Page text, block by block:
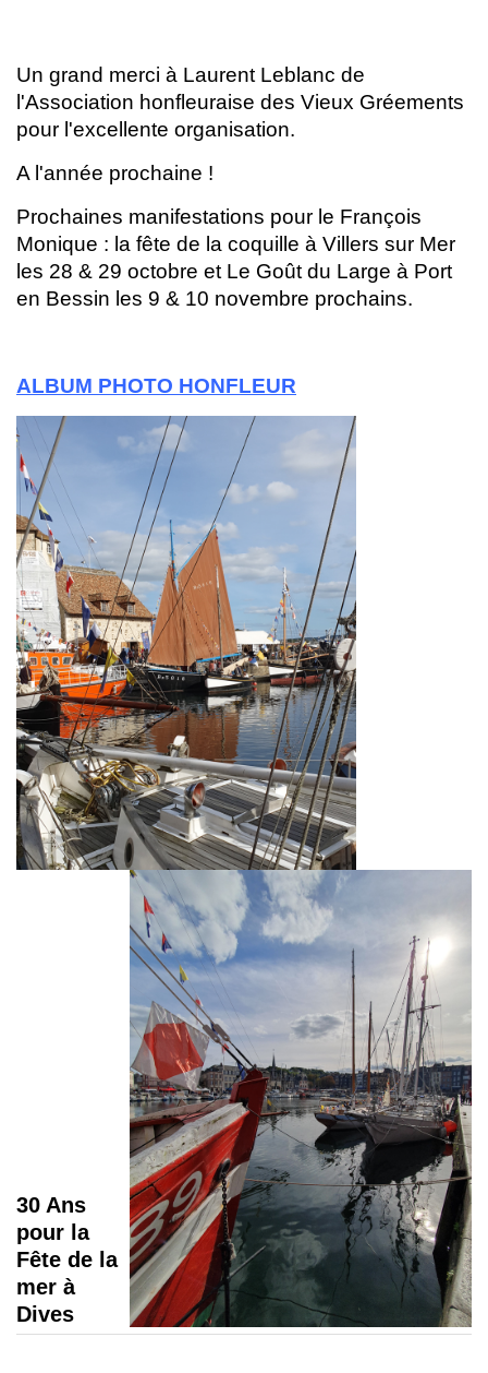
Un grand merci à Laurent Leblanc de
l'Association honfleuraise des Vieux Gréements
pour l'excellente organisation.
A l'année prochaine !
Prochaines manifestations pour le François
Monique : la fête de la coquille à Villers sur Mer
les 28 & 29 octobre et Le Goût du Large à Port
en Bessin les 9 & 10 novembre prochains.
ALBUM PHOTO HONFLEUR
30 Ans
pour la
Fête de la
mer à
Dives